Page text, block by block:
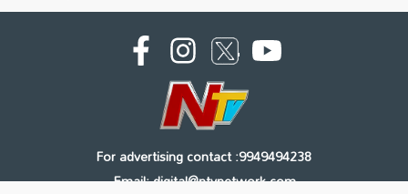
For advertising contact :9949494238
Email: digital@ntvnetwork.com